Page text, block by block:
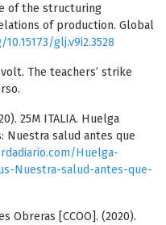
of the structuring
of production. Global
glj.v9i2.3528
The teachers’ strike
25M ITALIA. Huelga
Nuestra salud antes que
Huelga-
Nuestra-salud-antes-que-
Obreras [CCOO]. (2020).